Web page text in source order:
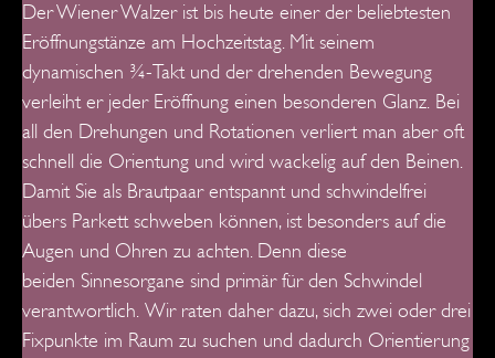
Der Wiener Walzer ist bis heute einer der beliebtesten
Eröffnungstänze am Hochzeitstag. Mit seinem
dynamischen ¾-Takt und der drehenden Bewegung
verleiht er jeder Eröffnung einen besonderen Glanz. Bei
all den Drehungen und Rotationen verliert man aber oft
schnell die Orientung und wird wackelig auf den Beinen.
Damit Sie als Brautpaarentspannt und schwindelfrei
übers Parkett schweben können, ist besonders auf die
Augen und Ohren zu achten. Denn diese
beiden Sinnesorgane sind primär für den Schwindel
verantwortlich. Wir raten daher dazu, sich zwei oder drei
Fixpunkte im Raum zu suchen und dadurch Orientierung